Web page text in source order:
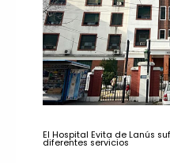
El Hospital Evita de Lanús
diferentes servicios